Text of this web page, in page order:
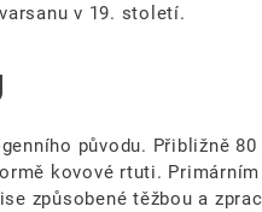
v 19. století.
původu. Přibližně
kovové rtuti.
způsobené těžbou a